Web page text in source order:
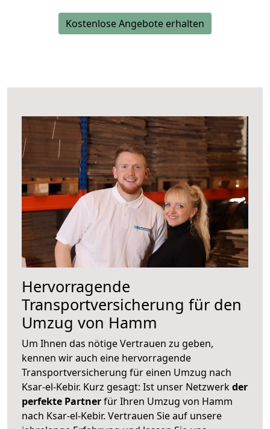
Kostenlose Angebote erhalten
Hervorragende
Transportversicherung für den
Umzug von Hamm
Um Ihnen das nötige Vertrauen zu geben,
kennen wir auch eine hervorragende
Transportversicherung für einen Umzug nach
Ksar-el-Kebir. Kurz gesagt: Ist unser Netzwerkder
perfekte Partnerfür Ihren Umzug von Hamm
nach Ksar-el-Kebir. Vertrauen Sie auf unsere